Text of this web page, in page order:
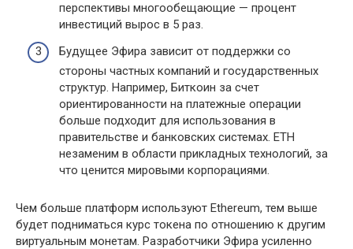
перспективы многообещающие — процент
инвестиций вырос в 5 раз.
Будущее Эфира зависит от поддержки со
стороны частных компаний и государственных
структур. Например, Биткоин за счет
ориентированности на платежные операции
больше подходит для использования в
правительстве и банковских системах. ETH
незаменим в области прикладных технологий, за
что ценится мировыми корпорациями.
Чем больше платформ используют Ethereum, тем выше
будет подниматься курс токена по отношению к другим
виртуальным монетам. Разработчики Эфира усиленно